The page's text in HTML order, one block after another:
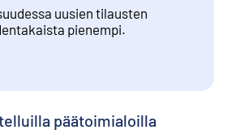
uusien tilausten
pienempi.
päätoimialoilla